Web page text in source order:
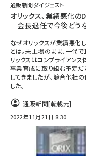
通販新聞ダイジェスト
オリックス、業績悪化
｜会長退任で今後どう
なぜオリックスが業績悪化
とは。未上場のまま、一代
リックスはコンプライアン
事業育成に取り組む予定だ
してきましたが、競合他社
した。
通販新聞[転載元]
2022年11月21日 8:30